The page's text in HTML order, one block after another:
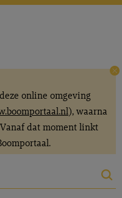
online omgeving
), waarna
dat moment linkt